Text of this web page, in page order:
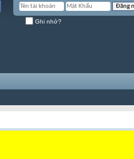
Ghi nhớ?